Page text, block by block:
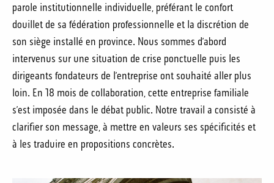
parole institutionnelle individuelle, préférant le confort
douillet de sa fédération professionnelle et la discrétion de
son siège installé en province. Nous sommes d’abord
intervenus sur une situation de crise ponctuelle puis les
dirigeants fondateurs de l’entreprise ont souhaité aller plus
loin. En 18 mois de collaboration, cette entreprise familiale
s’est imposée dans le débat public. Notre travail a consisté à
clarifier son message, à mettre en valeurs ses spécificités et
à les traduire en propositions concrètes.